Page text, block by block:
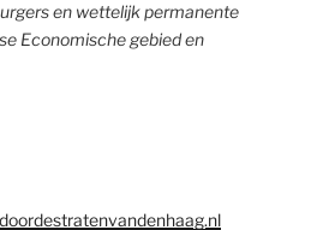
en wettelijk permanente
Economische gebied en